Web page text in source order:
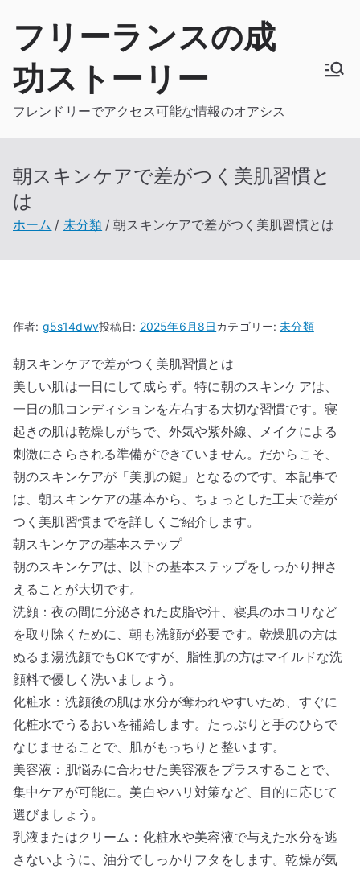
フリーランスの成
功ストーリー
フレンドリーでアクセス可能な情報のオアシス
朝スキンケアで差がつく美肌習慣と
は
ホーム 未分類 朝スキンケアで差がつく美肌習慣とは
作者: g5s14dwv投稿日: 2025年6月8日カテゴリー:未分類
朝スキンケアで差がつく美肌習慣とは
美しい肌は一日にして成らず。特に朝のスキンケアは、
一日の肌コンディションを左右する大切な習慣です。寝
起きの肌は乾燥しがちで、外気や紫外線、メイクによる
刺激にさらされる準備ができていません。だからこそ、
朝のスキンケアが「美肌の鍵」となるのです。本記事で
は、朝スキンケアの基本から、ちょっとした工夫で差が
つく美肌習慣までを詳しくご紹介します。
朝スキンケアの基本ステップ
朝のスキンケアは、以下の基本ステップをしっかり押さ
えることが大切です。
洗顔：夜の間に分泌された皮脂や汗、寝具のホコリなど
を取り除くために、朝も洗顔が必要です。乾燥肌の方は
ぬるま湯洗顔でもOKですが、脂性肌の方はマイルドな洗
顔料で優しく洗いましょう。
化粧水：洗顔後の肌は水分が奪われやすいため、すぐに
化粧水でうるおいを補給します。たっぷりと手のひらで
なじませることで、肌がもっちりと整います。
美容液：肌悩みに合わせた美容液をプラスすることで、
集中ケアが可能に。美白やハリ対策など、目的に応じて
選びましょう。
乳液またはクリーム：化粧水や美容液で与えた水分を逃
さないように、油分でしっかりフタをします。乾燥が気